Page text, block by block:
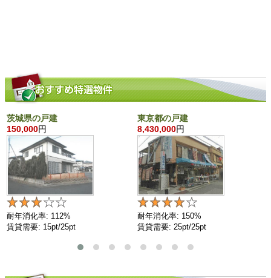
茨城県の戸建
150,000円
耐年消化率: 112%
賃貸需要: 15pt/25pt
東京都の戸建
8,430,000円
耐年消化率: 150%
賃貸需要: 25pt/25pt